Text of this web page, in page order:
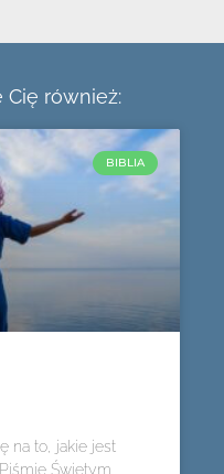
Cię również:
BIBLIA
na to, jakie jest
Świętym